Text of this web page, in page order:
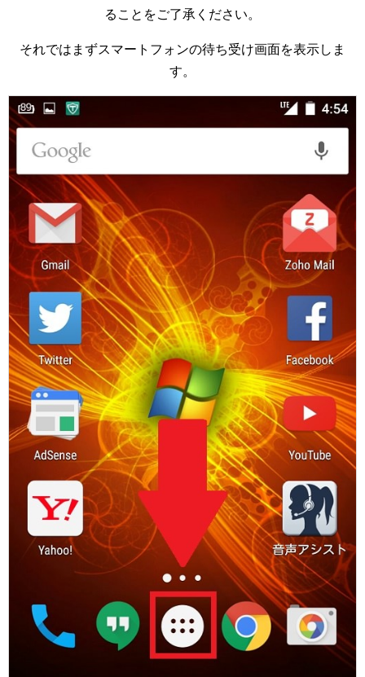
ることをご了承ください。
それではまずスマートフォンの待ち受け画面を表示しま
す。